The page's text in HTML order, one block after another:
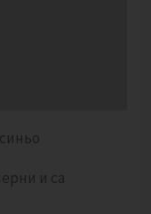
и са